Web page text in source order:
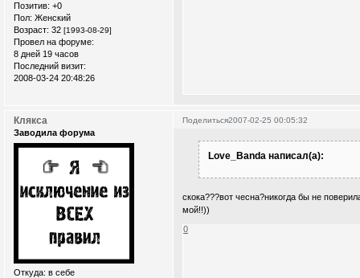
Позитив: +0
Пол: Женский
Возраст: 32 [1993-08-29]
Провел на форуме:
8 дней 19 часов
Последний визит:
2008-03-24 20:48:26
Поделиться2007-02-25 00:05:32
Клякса
Заводила форума
Откуда: в себе
Love_Banda написал(а):
скока???вот чесна?никогда бы не
мой!!))
0